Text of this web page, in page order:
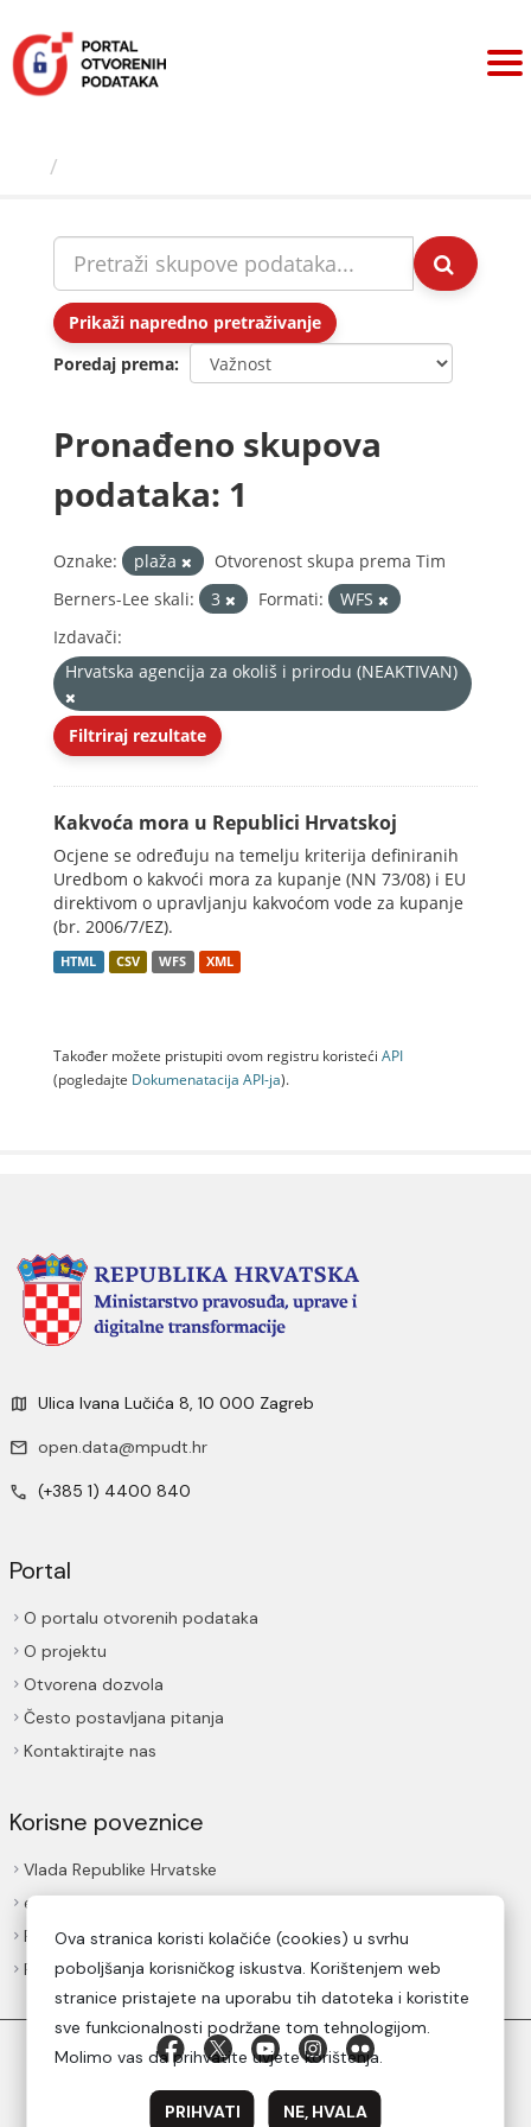
sadržaj
Prikaži napredno pretraživanje
Poredaj prema
Pronađeno skupova
podataka: 1
Oznake: plaža
Otvorenost skupa prema Tim
Berners-Lee skali:
3 Formati:
WFS
Izdavači:
Hrvatska agencija za okoliš i prirodu (NEAKTIVAN)
Filtriraj rezultate
Kakvoća mora u Republici Hrvatskoj
Ocjene se određuju na temelju kriterija definiranih
Uredbom o kakvoći mora za kupanje (NN 73/08) i EU
direktivom o upravljanju kakvoćom vode za kupanje
(br. 2006/7/EZ).
HTML CSV WFS XML
Također možete pristupiti ovom registru koristeći API
(pogledajte Dokumenаtаcijа API-jа).